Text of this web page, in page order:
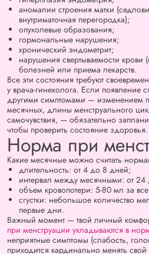
аномалии строения матки
внутриматочная перегородка);
опухолевые образования;
гормональные нарушения;
хронический эндометрит;
нарушения свертываемости крови
болезней или приема лекарств.
Все эти состояния требуют
у врача-гинеколога. Если появление
другими симптомами — изменением
месячных, длины менструального
самочувствия, — обязательно
чтобы проверить состояние здоровья.
Норма при
Какие месячные можно считать
длительность: от 4 до 8 дней;
интервал между месячными: от
объем кровопотери: 5-80 мл за
сгустки: небольшое количество
первые дни.
Важный момент — твой личный
при менструации укладываются в
неприятные симптомы (слабость,
приходится кардинально менять